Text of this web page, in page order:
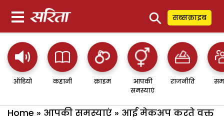
⚲ सब्सक्राइब
ऑडियो कहानी क्राइम
आपकी
समस्याएं
राजनीति
Home » आपकी समस्याएं » आई मेकअप करते वक्त